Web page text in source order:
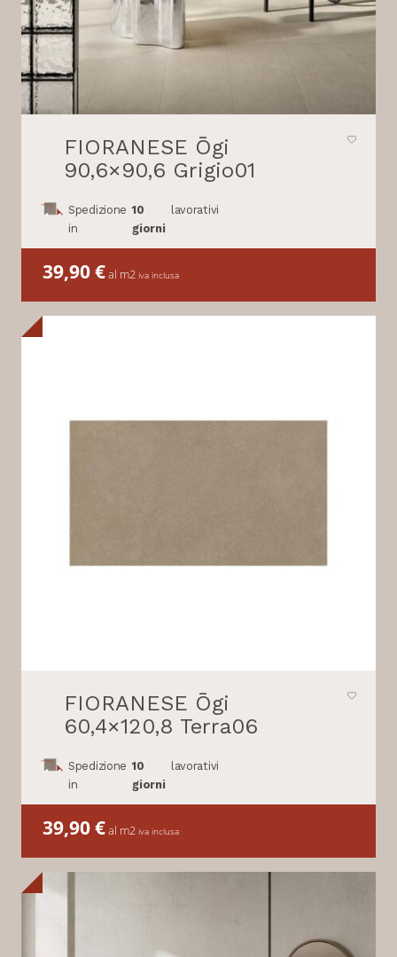
FIORANESE Ōgi
90,6×90,6 Grigio01
Spedizione
in
10
giorni
lavorativi
39,90€al m2 iva inclusa
FIORANESE Ōgi
60,4×120,8 Terra06
Spedizione
in
10
giorni
lavorativi
39,90€al m2 iva inclusa